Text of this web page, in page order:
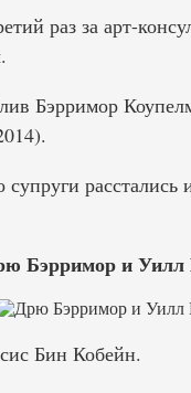
раз за арт-
Бэрримор
супруги
Бэрримор и Уилл
Бин Кобейн.